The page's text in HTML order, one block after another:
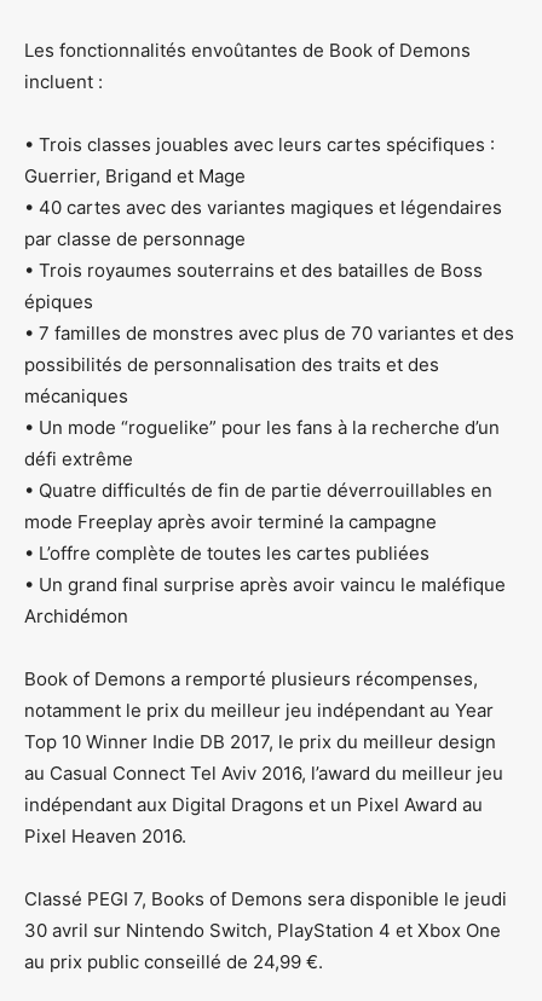
Les fonctionnalités envoûtantes de Book of Demons
incluent :
• Trois classes jouables avec leurs cartes spécifiques :
Guerrier, Brigand et Mage
• 40 cartes avec des variantes magiques et légendaires
par classe de personnage
• Trois royaumes souterrains et des batailles de Boss
épiques
• 7 familles de monstres avec plus de 70 variantes et des
possibilités de personnalisation des traits et des
mécaniques
• Un mode “roguelike” pour les fans à la recherche d’un
défi extrême
• Quatre difficultés de fin de partie déverrouillables en
mode Freeplay après avoir terminé la campagne
• L’offre complète de toutes les cartes publiées
• Un grand final surprise après avoir vaincu le maléfique
Archidémon
Book of Demons a remporté plusieurs récompenses,
notamment le prix du meilleur jeu indépendant au Year
Top 10 Winner Indie DB 2017, le prix du meilleur design
au Casual Connect Tel Aviv 2016, l’award du meilleur jeu
indépendant aux Digital Dragons et un Pixel Award au
Pixel Heaven 2016.
Classé PEGI 7, Books of Demons sera disponible le jeudi
30 avril sur Nintendo Switch, PlayStation 4 et Xbox One
au prix public conseillé de 24,99 €.